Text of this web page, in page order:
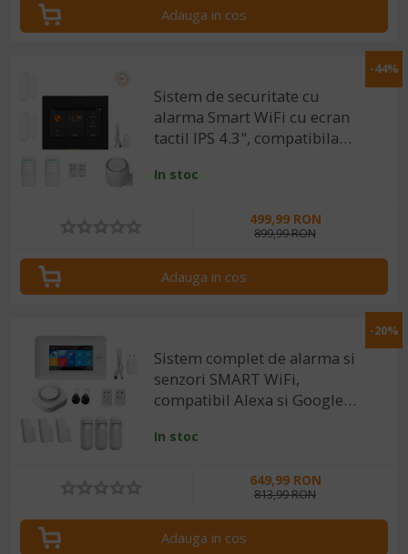
Adauga in cos
-44%
Sistem de securitate cu
alarma Smart WiFi cu ecran
tactil IPS 4.3", compatibila
In stoc
499,99 RON
899,99 RON
Adauga in cos
-20%
Sistem complet de alarma si
senzori SMART WiFi,
compatibil Alexa si Google
In stoc
649,99 RON
813,99 RON
Adauga in cos